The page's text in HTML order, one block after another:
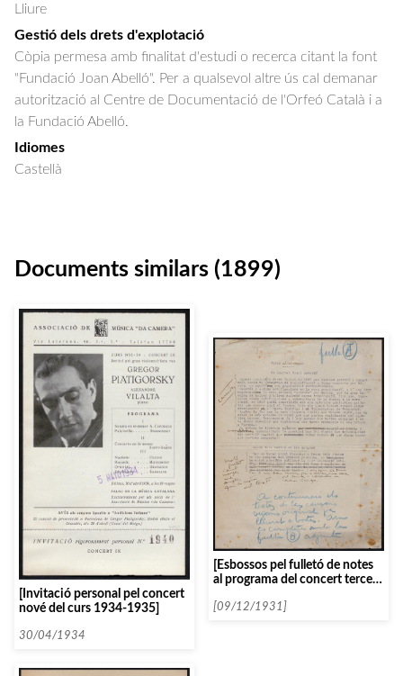
Lliure
Gestió dels drets d'explotació
Còpia permesa amb finalitat d'estudi o recerca citant la font
"Fundació Joan Abelló". Per a qualsevol altre ús cal demanar
autorització al Centre de Documentació de l'Orfeó Català i a
la Fundació Abelló.
Idiomes
Castellà
Documents similars (1899)
[Invitació personal pel concert
nové del curs 1934-1935]
30/04/1934
[Esbossos pel fulletó de notes
al programa del concert tercer
[09/12/1931]